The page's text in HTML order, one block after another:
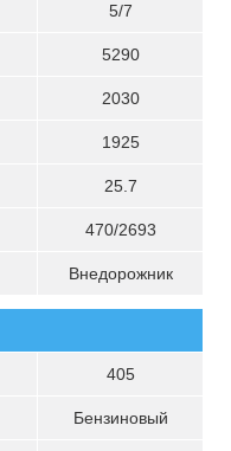
5/7
5290
2030
1925
25.7
470/2693
Внедорожник
405
Бензиновый